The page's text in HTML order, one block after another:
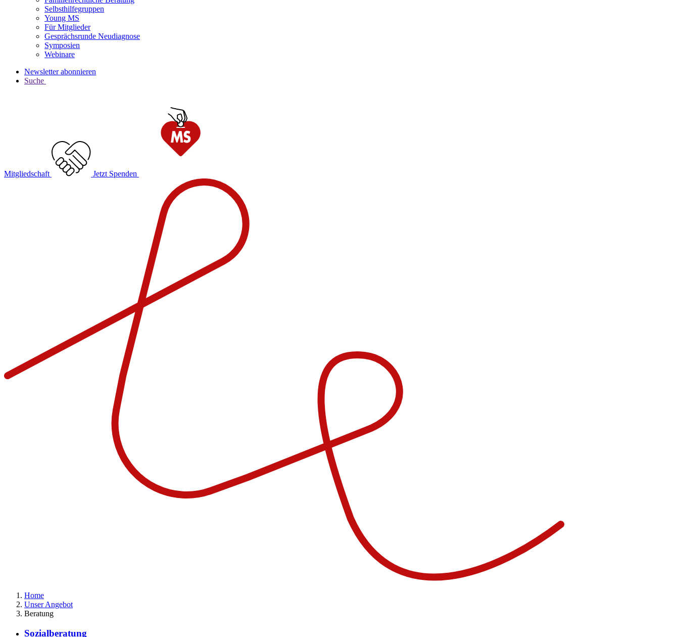
Selbsthilfegruppen
Young MS
Für Mitglieder
Gesprächsrunde Neudiagnose
Symposien
Webinare
Newsletter abonnieren
Suche
Mitgliedschaft Jetzt Spenden
Home
Unser Angebot
Beratung
Sozialberatung